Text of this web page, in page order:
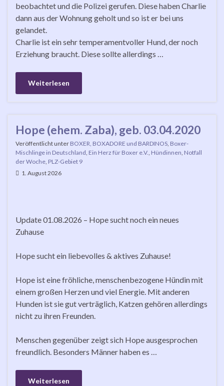
beobachtet und die Polizei gerufen. Diese haben Charlie
dann aus der Wohnung geholt und so ist er bei uns
gelandet.
Charlie ist ein sehr temperamentvoller Hund, der noch
Erziehung braucht. Diese sollte allerdings …
Weiterlesen
Hope (ehem. Zaba), geb. 03.04.2020
Veröffentlicht unter BOXER, BOXADORE und BARDINOS Boxer-
Mischlinge in Deutschland Ein Herz für Boxer e.V. Hündinnen Notfall
der Woche PLZ-Gebiet 9
1. August 2026
Update 01.08.2026 – Hope sucht noch ein neues
Zuhause
Hope sucht ein liebevolles & aktives Zuhause!
Hope ist eine fröhliche, menschenbezogene Hündin mit
einem großen Herzen und viel Energie. Mit anderen
Hunden ist sie gut verträglich, Katzen gehören allerdings
nicht zu ihren Freunden.
Menschen gegenüber zeigt sich Hope ausgesprochen
freundlich. Besonders Männer haben es …
Weiterlesen